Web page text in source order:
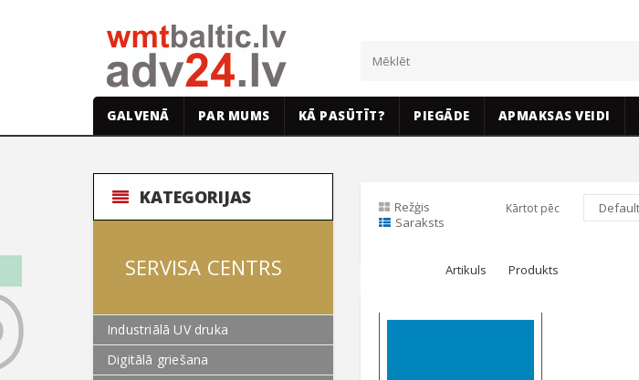
GALVENĀ PAR MUMS KĀ PASŪTĪT? PIEGĀDE APMAKSAS VEIDI
KATEGORIJAS
SERVISA CENTRS
Industriālā UV druka
Digitālā griešana
Režģis
Saraksts
Kārtot pēc
Artikuls Produkts